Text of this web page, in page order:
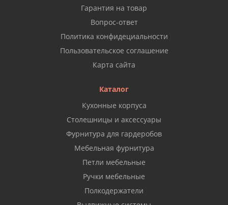
Гарантия на товар
Вопрос-ответ
Политика конфидециальности
Пользовательское соглашение
Карта сайта
Каталог
Кухонные корпуса
Столешницы и аксессуары
Фурнитура для гардеробов
Мебельная фурнитура
Петли мебельные
Ручки мебельные
Полкодержатели